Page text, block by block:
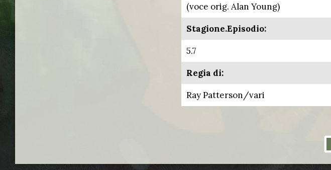
(voce orig. Alan Young)
Stagione.Episodio:
5.7
Regia di:
Ray Patterson/vari